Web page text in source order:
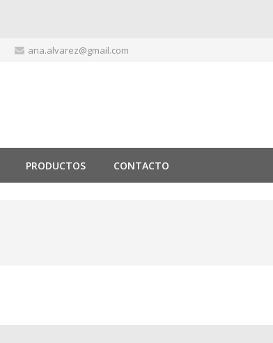
ana.alvarez@gmail.com
PRODUCTOS CONTACTO